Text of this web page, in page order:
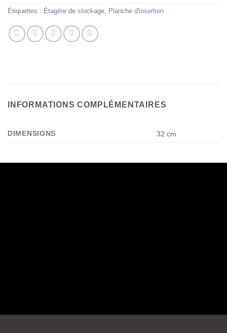
Étiquettes : Étagère de stockage, Planche d'insertion
INFORMATIONS COMPLÉMENTAIRES
DIMENSIONS 32 cm